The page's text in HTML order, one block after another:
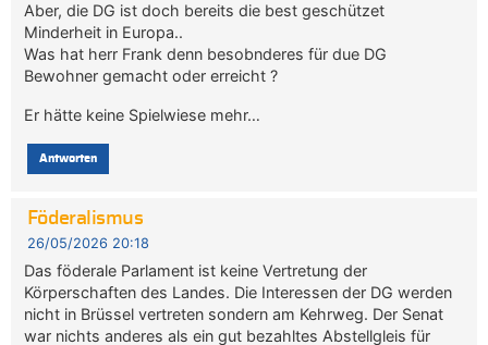
Aber, die DG ist doch bereits die best geschützet
Minderheit in Europa..
Was hat herr Frank denn besobnderes für due DG
Bewohner gemacht oder erreicht ?
Er hätte keine Spielwiese mehr…
Antworten
Föderalismus
26/05/2026 20:18
Das föderale Parlament ist keine Vertretung der
Körperschaften des Landes. Die Interessen der DG werden
nicht in Brüssel vertreten sondern am Kehrweg. Der Senat
war nichts anderes als ein gut bezahltes Abstellgleis für